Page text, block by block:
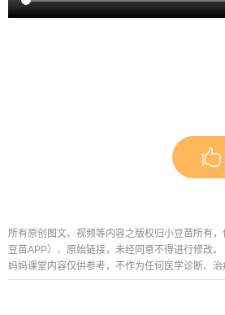
所有原创图文、视频等内容之版权归小豆苗所有
豆苗APP）、原始链接，未经同意不得进行修改。
妈妈课堂内容仅供参考，不作为任何医学诊断、